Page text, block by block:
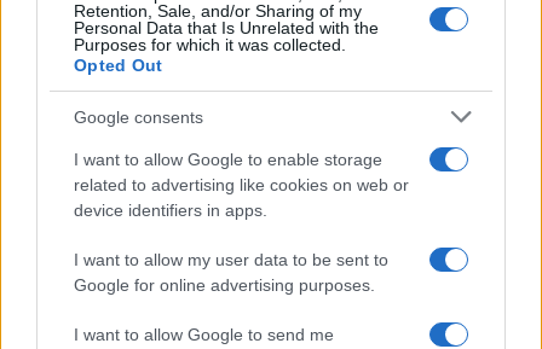
Retention, Sale, and/or Sharing of my
Personal Data that Is Unrelated with the
Purposes for which it was collected.
Opted Out
Google consents
I want to allow Google to enable storage
related to advertising like cookies on web or
device identifiers in apps.
I want to allow my user data to be sent to
Google for online advertising purposes.
I want to allow Google to send me